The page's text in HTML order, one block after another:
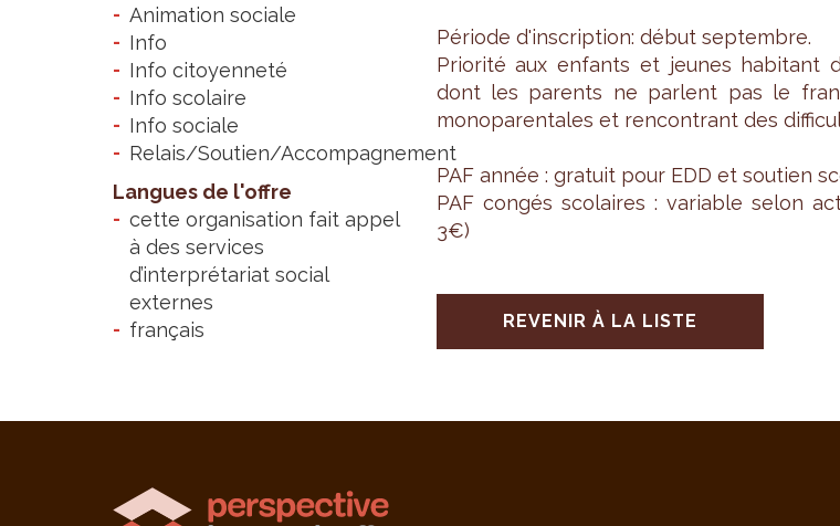
Animation sociale
Info
Info citoyenneté
Info scolaire
Info sociale
Relais/Soutien/Accompagnement
Langues de l'offre
cette organisation fait appel
à des services
d’interprétariat social
externes
français
Période d'ins­crip­tion: début sep­tembre.
Prio­rité aux enfants et jeunes habi­tant
dont les parents ne parlent pas le
mono­pa­ren­tales et ren­con­trant des
PAF année : gra­tuit pour EDD et sou­tien
PAF congés sco­laires : variable selon
3€)
REVENIR À LA LISTE